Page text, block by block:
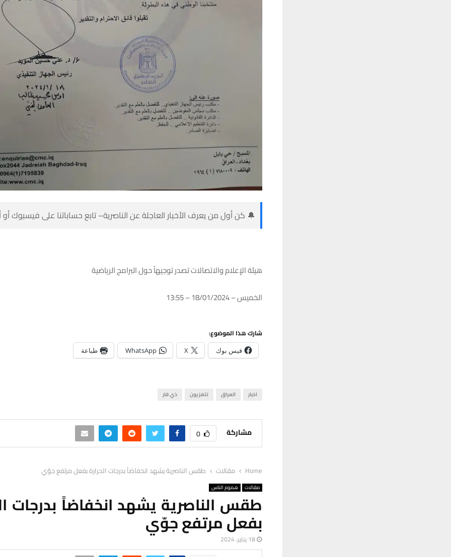
🔔 كن أول من يعرف الأخبار العاجلة عن الناصرية– تابع حساباتنا على فيسبوك
هيئة الإعلام والاتصالات تصدر توجيهاً حول البرامج الرياضية
الخميس – 18/01/2024 – 13:55
شارك هذا الموضوع:
فيس بوك X
WhatsApp طباعة
اخبار العراق تلفزيون ذي قار
مشاركة 0
Home مقالات طقس الناصرية يشهد انخفاضاً بدرجات الحرارة بفعل مرتفع جوّي
مقالات هموم الناس
طقس الناصرية يشهد انخفاضاً بدرجات
بفعل مرتفع جوّي
18 يناير، 2024